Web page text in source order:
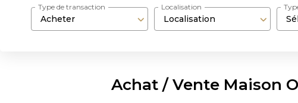
Acheter
Type de transaction
Localisation
Localisation
Achat / Vente Maison